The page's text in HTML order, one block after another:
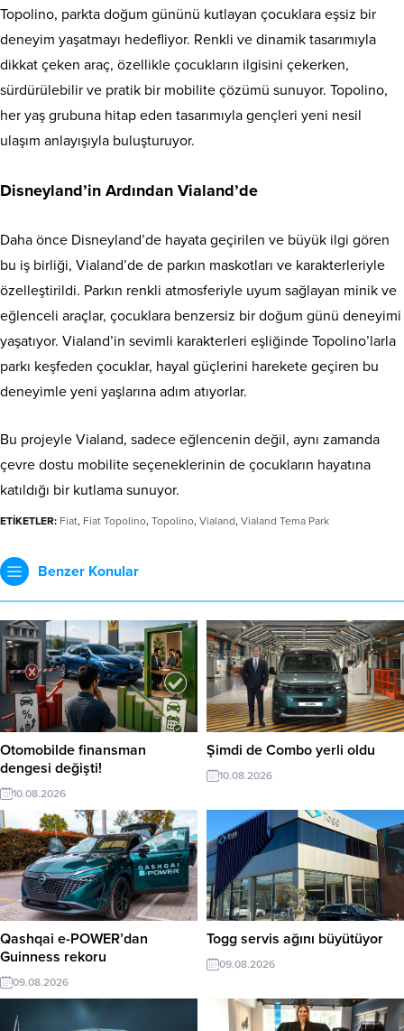
Topolino, parkta doğum gününü kutlayan çocuklara eşsiz bir
deneyim yaşatmayı hedefliyor. Renkli ve dinamik tasarımıyla
dikkat çeken araç, özellikle çocukların ilgisini çekerken,
sürdürülebilir ve pratik bir mobilite çözümü sunuyor. Topolino,
her yaş grubuna hitap eden tasarımıyla gençleri yeni nesil
ulaşım anlayışıyla buluşturuyor.
Disneyland’in Ardından Vialand’de
Daha önce Disneyland’de hayata geçirilen ve büyük ilgi gören
bu iş birliği, Vialand’de de parkın maskotları ve karakterleriyle
özelleştirildi. Parkın renkli atmosferiyle uyum sağlayan minik ve
eğlenceli araçlar, çocuklara benzersiz bir doğum günü deneyimi
yaşatıyor. Vialand’in sevimli karakterleri eşliğinde Topolino’larla
parkı keşfeden çocuklar, hayal güçlerini harekete geçiren bu
deneyimle yeni yaşlarına adım atıyorlar.
Bu projeyle Vialand, sadece eğlencenin değil, aynı zamanda
çevre dostu mobilite seçeneklerinin de çocukların hayatına
katıldığı bir kutlama sunuyor.
ETİKETLER: Fiat, Fiat Topolino, Topolino, Vialand, Vialand Tema Park
Benzer Konular
Otomobilde finansman
dengesi değişti!
10.08.2026
Şimdi de Combo yerli oldu
10.08.2026
Qashqai e-POWER’dan
Guinness rekoru
09.08.2026
Togg servis ağını büyütüyor
09.08.2026